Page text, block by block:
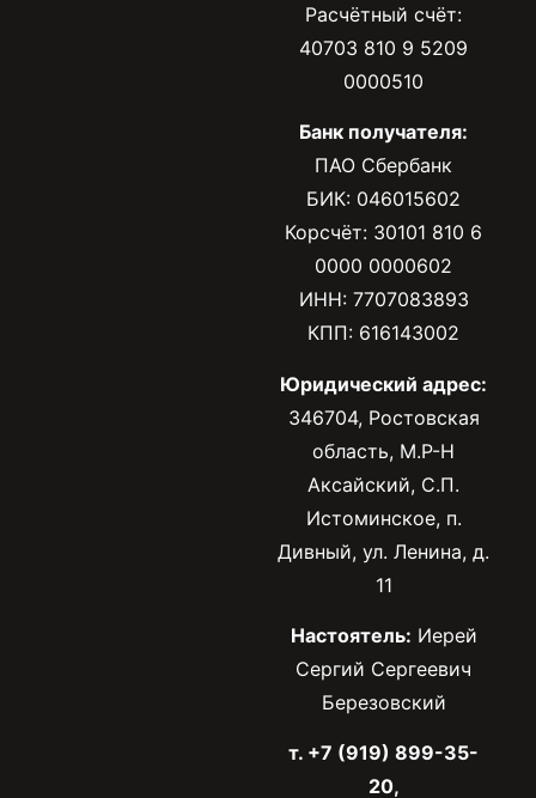
Расчётный счёт:
40703 810 9 5209
0000510
Банк получателя:
ПАО Сбербанк
БИК: 046015602
Корсчёт: 30101 810 6
0000 0000602
ИНН: 7707083893
КПП: 616143002
Юридический адрес:
346704, Ростовская
область, М.Р-Н
Аксайский, С.П.
Истоминское, п.
Дивный, ул. Ленина, д.
11
Настоятель: Иерей
Сергий Сергеевич
Березовский
т. +7 (919) 899-35-
20,